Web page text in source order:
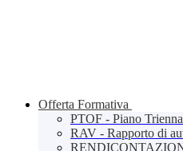
Offerta Formativa
PTOF - Piano
RAV - Rapporto di